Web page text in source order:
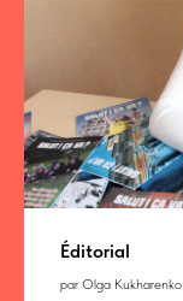
Éditorial
par Olga Kukharenko